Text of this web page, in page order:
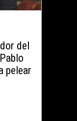
del
pelear